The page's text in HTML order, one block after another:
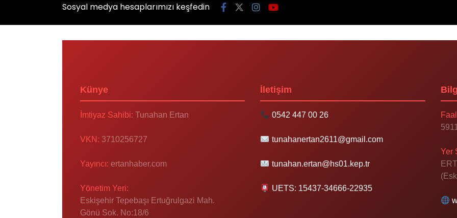
Sosyal medya hesaplarımızı keşfedin
Künye
İmtiyaz Sahibi: Tunahan Ertan
VKN: 3710256727
Yayıncı: ertanhaber.com
Yönetim Yeri:
Eskişehir Tepebaşı Ertuğrulgazi Mah.
Gönü Sok. No:18/6
İletişim
0542 447 00 26
tunahanertan2611@gmail.com
tunahan.ertan@hs01.kep.tr
UETS: 15437-34666-22935
Yer